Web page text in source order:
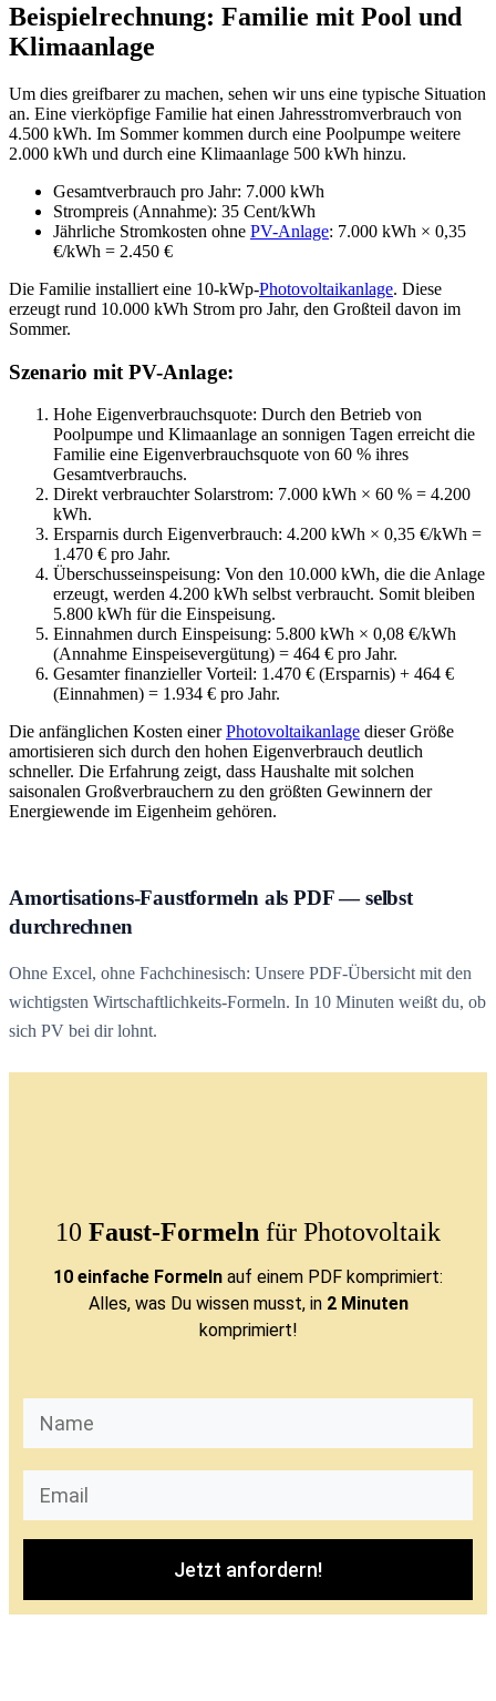
Beispielrechnung: Familie mit Pool und
Klimaanlage
Um dies greifbarer zu machen, sehen wir uns eine typische Situation
an. Eine vierköpfige Familie hat einen Jahresstromverbrauch von
4.500 kWh. Im Sommer kommen durch eine Poolpumpe weitere
2.000 kWh und durch eine Klimaanlage 500 kWh hinzu.
Gesamtverbrauch pro Jahr: 7.000 kWh
Strompreis (Annahme): 35 Cent/kWh
Jährliche Stromkosten ohne PV-Anlage: 7.000 kWh × 0,35
€/kWh = 2.450 €
Die Familie installiert eine 10-kWp-Photovoltaikanlage. Diese
erzeugt rund 10.000 kWh Strom pro Jahr, den Großteil davon im
Sommer.
Szenario mit PV-Anlage:
Hohe Eigenverbrauchsquote: Durch den Betrieb von
Poolpumpe und Klimaanlage an sonnigen Tagen erreicht die
Familie eine Eigenverbrauchsquote von 60 % ihres
Gesamtverbrauchs.
Direkt verbrauchter Solarstrom: 7.000 kWh × 60 % = 4.200
kWh.
Ersparnis durch Eigenverbrauch: 4.200 kWh × 0,35 €/kWh =
1.470 € pro Jahr.
Überschusseinspeisung: Von den 10.000 kWh, die die Anlage
erzeugt, werden 4.200 kWh selbst verbraucht. Somit bleiben
5.800 kWh für die Einspeisung.
Einnahmen durch Einspeisung: 5.800 kWh × 0,08 €/kWh
(Annahme Einspeisevergütung) = 464 € pro Jahr.
Gesamter finanzieller Vorteil: 1.470 € (Ersparnis) + 464 €
(Einnahmen) = 1.934 € pro Jahr.
Die anfänglichen Kosten einerPhotovoltaikanlage dieser Größe
amortisieren sich durch den hohen Eigenverbrauch deutlich
schneller. Die Erfahrung zeigt, dass Haushalte mit solchen
saisonalen Großverbrauchern zu den größten Gewinnern der
Energiewende im Eigenheim gehören.
Amortisations-Faustformeln als PDF — selbst
durchrechnen
Ohne Excel, ohne Fachchinesisch: Unsere PDF-Übersicht mit den
wichtigsten Wirtschaftlichkeits-Formeln. In 10 Minuten weißt du, ob
sich PV bei dir lohnt.
10 Faust-Formeln für Photovoltaik
10 einfache Formeln auf einem PDF komprimiert:
Alles, was Du wissen musst, in 2 Minuten
komprimiert!
Jetzt anfordern!